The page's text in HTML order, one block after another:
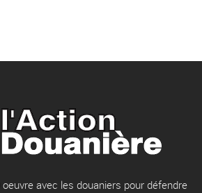
avec les douaniers pour défendre